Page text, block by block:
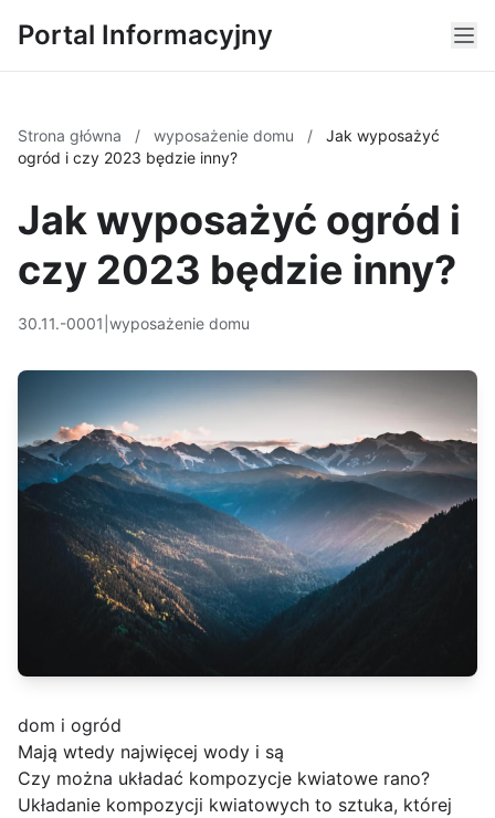
Portal Informacyjny
Strona główna / wyposażenie domu /
Jak wyposażyć
ogród i czy 2023 będzie inny?
Jak wyposażyć ogród i
czy 2023 będzie inny?
30.11.-0001 wyposażenie domu
dom i ogród
Mają wtedy najwięcej wody i są
Czy można układać kompozycje kwiatowe rano?
Układanie kompozycji kwiatowych to sztuka, której